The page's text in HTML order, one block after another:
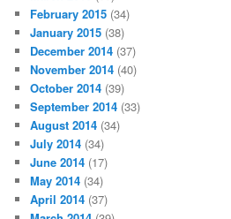
February 2015 (34)
January 2015 (38)
December 2014 (37)
November 2014 (40)
October 2014 (39)
September 2014 (33)
August 2014 (34)
July 2014 (34)
June 2014 (17)
May 2014 (34)
April 2014 (37)